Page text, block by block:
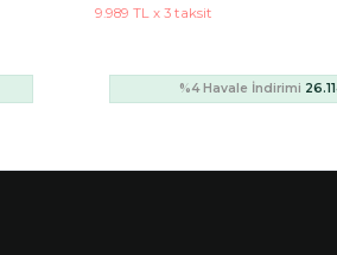
15.368 TL x 3 taksit
%4 Havale İndirimi